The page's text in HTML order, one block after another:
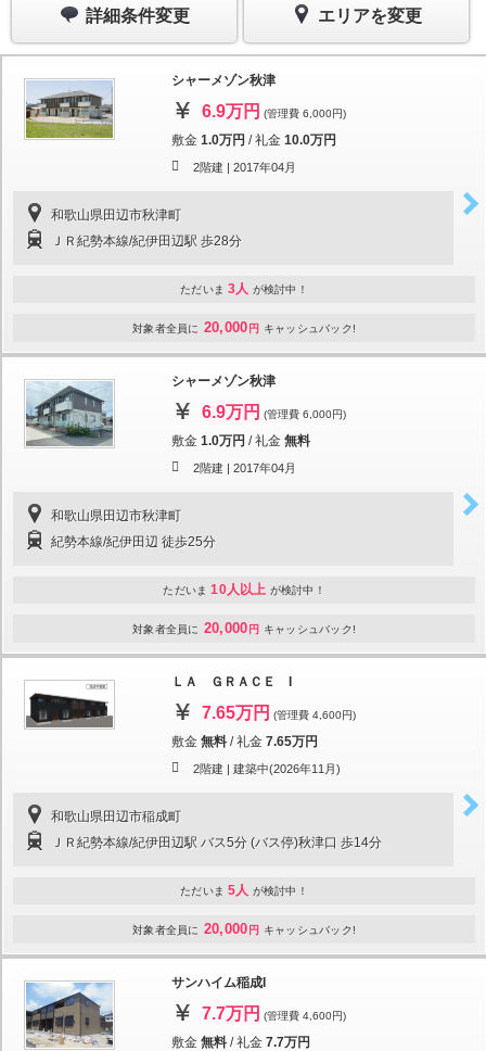
詳細条件変更 エリアを変更
シャーメゾン秋津
6.9万円 (管理費 6,000円)
敷金 1.0万円 /礼金 10.0万円
2階建 | 2017年04月
和歌山県田辺市秋津町
ＪＲ紀勢本線/紀伊田辺駅 歩28分
ただいま 3人 が検討中！
対象者全員に 20,000 円 キャッシュバック!
シャーメゾン秋津
6.9万円 (管理費 6,000円)
敷金 1.0万円 /礼金 無料
2階建 | 2017年04月
和歌山県田辺市秋津町
紀勢本線/紀伊田辺 徒歩25分
ただいま 10人以上 が検討中！
対象者全員に 20,000 円 キャッシュバック!
ＬＡ ＧＲＡＣＥ I
7.65万円 (管理費 4,600円)
敷金 無料 /礼金 7.65万円
2階建 | 建築中(2026年11月)
和歌山県田辺市稲成町
ＪＲ紀勢本線/紀伊田辺駅 バス5分 (バス停)秋津口 歩14分
ただいま 5人 が検討中！
対象者全員に 20,000 円 キャッシュバック!
サンハイム稲成I
7.7万円 (管理費 4,600円)
敷金 無料 /礼金 7.7万円